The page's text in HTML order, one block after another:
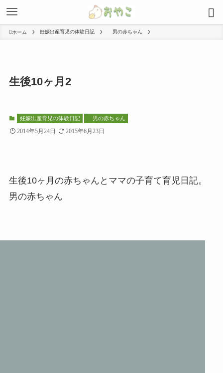
ホーム 妊娠出産育児の体験日記 男の赤ちゃん
生後10ヶ月2
妊娠出産育児の体験日記 男の赤ちゃん
2014年5月24日 2015年6月23日
生後10ヶ月の赤ちゃんとママの子育て育児日記。
男の赤ちゃん